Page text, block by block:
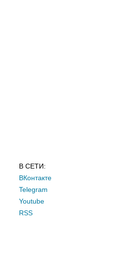
В СЕТИ:
ВКонтакте
Telegram
Youtube
RSS